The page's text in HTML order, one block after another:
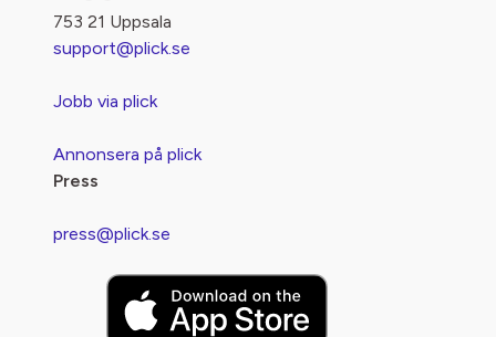
753 21 Uppsala
support@plick.se
Jobb via plick
Annonsera på plick
Press
press@plick.se